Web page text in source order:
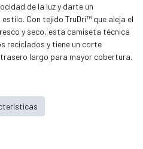
de la luz y darte un
Con tejido TruDri™ que aleja el
y seco, esta camiseta técnica
reciclados y tiene un corte
largo para mayor cobertura.